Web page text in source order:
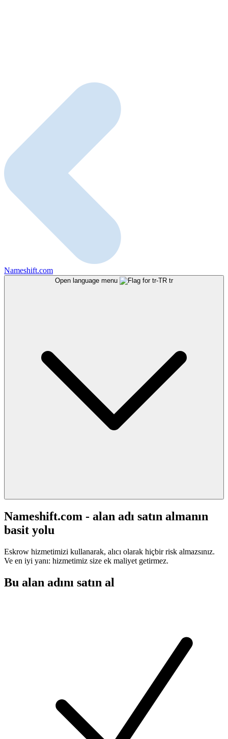
Nameshift.com
Open language menu tr
Nameshift.com - alan adı satın almanın
basit yolu
Eskrow hizmetimizi kullanarak, alıcı olarak hiçbir risk almazsınız.
Ve en iyi yanı: hizmetimiz size ek maliyet getirmez.
Bu alan adını satın al